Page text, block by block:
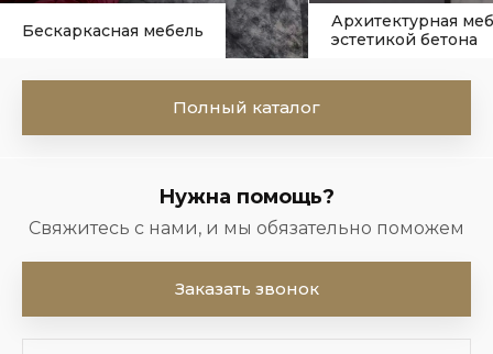
Бескаркасная мебель
Архитектурная
эстетикой бетона
Полный каталог
Нужна помощь?
Свяжитесь с нами, и мы обязательно поможем
Заказать звонок